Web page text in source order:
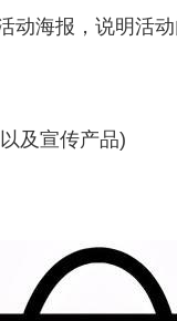
动海报，说明活
及宣传产品)